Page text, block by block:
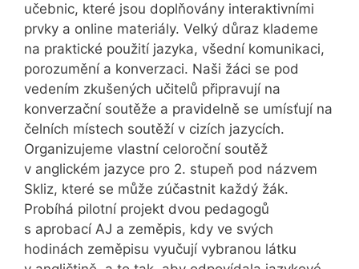
učebnic, které jsou doplňovány interaktivními
prvky a online materiály. Velký důraz klademe
na praktické použití jazyka, všední komunikaci,
porozumění a konverzaci. Naši žáci se pod
vedením zkušených učitelů připravují na
konverzační soutěže a pravidelně se umísťují na
čelních místech soutěží v cizích jazycích.
Organizujeme vlastní celoroční soutěž
v anglickém jazyce pro 2. stupeň pod názvem
Skliz, které se může zúčastnit každý žák.
Probíhá pilotní projekt dvou pedagogů
s aprobací AJ a zeměpis, kdy ve svých
hodinách zeměpisu vyučují vybranou látku